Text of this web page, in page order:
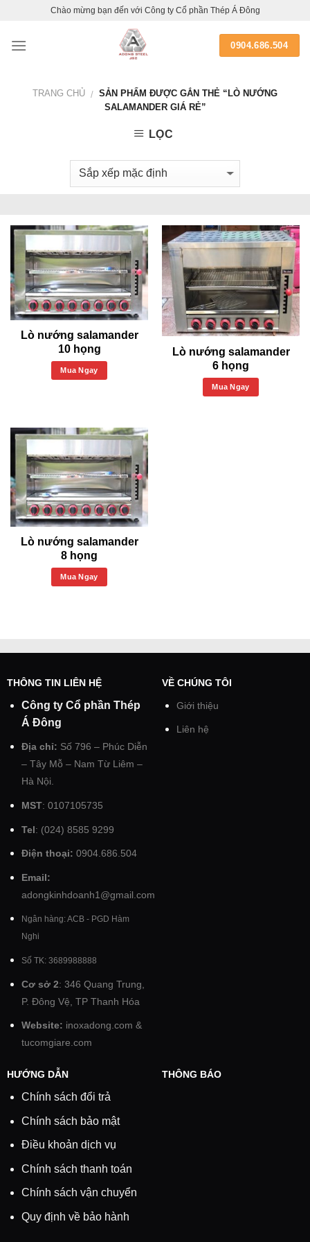
content
Chào mừng bạn đến với Công ty Cổ phần Thép Á Đông
0904.686.504
TRANG CHỦ / SẢN PHẨM ĐƯỢC GẮN THẺ “LÒ NƯỚNG
SALAMANDER GIÁ RẺ”
LỌC
Lò nướng salamander
10 họng
Mua Ngay
Lò nướng salamander
6 họng
Mua Ngay
Lò nướng salamander
8 họng
Mua Ngay
THÔNG TIN LIÊN HỆ
Công ty Cổ phần Thép
Á Đông
Địa chỉ: Số 796 – Phúc Diễn
– Tây Mỗ – Nam Từ Liêm –
Hà Nội.
MST: 0107105735
Tel: (024) 8585 9299
Điện thoại: 0904.686.504
Email:
adongkinhdoanh1@gmail.com
Ngân hàng: ACB - PGD Hàm
Nghi
Số TK: 3689988888
Cơ sở 2: 346 Quang Trung,
P. Đông Vệ, TP Thanh Hóa
Website: inoxadong.com &
tucomgiare.com
VỀ CHÚNG TÔI
Giới thiệu
Liên hệ
HƯỚNG DẪN
Chính sách đổi trả
Chính sách bảo mật
Điều khoản dịch vụ
Chính sách thanh toán
Chính sách vận chuyển
Quy định về bảo hành
THÔNG BÁO